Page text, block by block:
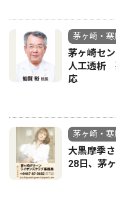
茅ヶ崎・寒
茅ヶ崎セ
人工透析
応
茅ヶ崎・寒
大黒摩季
28日、茅